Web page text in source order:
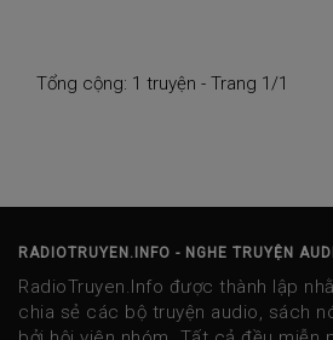
Tổng cộng: 1 truyện - Trang 1/1
RADIOTRUYEN.INFO - NGHE TRUYỆN
RadioTruyen.Info được thành lập
chia sẻ các bộ truyện audio, sách